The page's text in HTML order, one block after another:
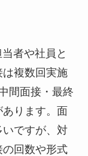
者や社員と
複数回実施
間面接・最終
ります。面
ですが、対
回数や形式